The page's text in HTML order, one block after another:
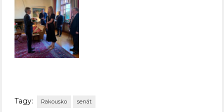
Tagy: Rakousko senát